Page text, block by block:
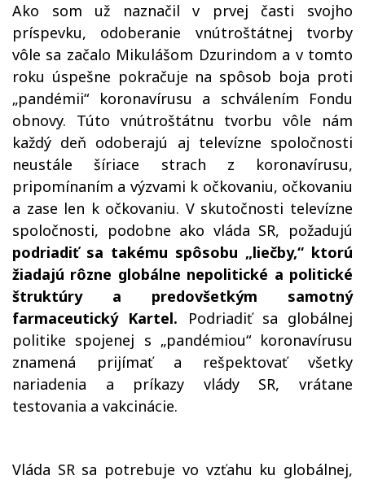
Ako som už naznačil v prvej časti svojho
príspevku, odoberanie vnútroštátnej tvorby
vôle sa začalo Mikulášom Dzurindom a v tomto
roku úspešne pokračuje na spôsob boja proti
„pandémii“ koronavírusu a schválením Fondu
obnovy. Túto vnútroštátnu tvorbu vôle nám
každý deň odoberajú aj televízne spoločnosti
neustále šíriace strach z koronavírusu,
pripomínaním a výzvami k očkovaniu, očkovaniu
a zase len k očkovaniu. V skutočnosti televízne
spoločnosti, podobne ako vláda SR, požadujú
podriadiť sa takému spôsobu „liečby,“ ktorú
žiadajú rôzne globálne nepolitické a politické
štruktúry a predovšetkým samotný
farmaceutický Kartel.
Podriadiť sa globálnej
politike spojenej s „pandémiou“ koronavírusu
znamená prijímať a rešpektovať všetky
nariadenia a príkazy vlády SR, vrátane
testovania a vakcinácie.
Vláda SR sa potrebuje vo vzťahu ku globálnej,